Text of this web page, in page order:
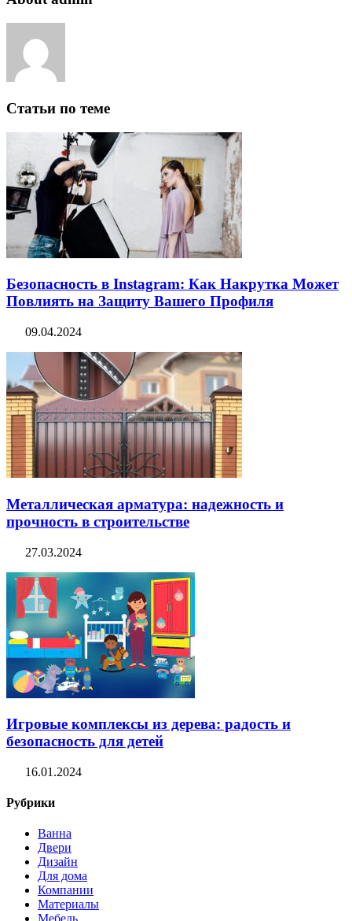
Статьи по теме
Безопасность в Instagram: Как Накрутка Может
Повлиять на Защиту Вашего Профиля
09.04.2024
Металлическая арматура: надежность и
прочность в строительстве
27.03.2024
Игровые комплексы из дерева: радость и
безопасность для детей
16.01.2024
Рубрики
Ванна
Двери
Дизайн
Для дома
Компании
Материалы